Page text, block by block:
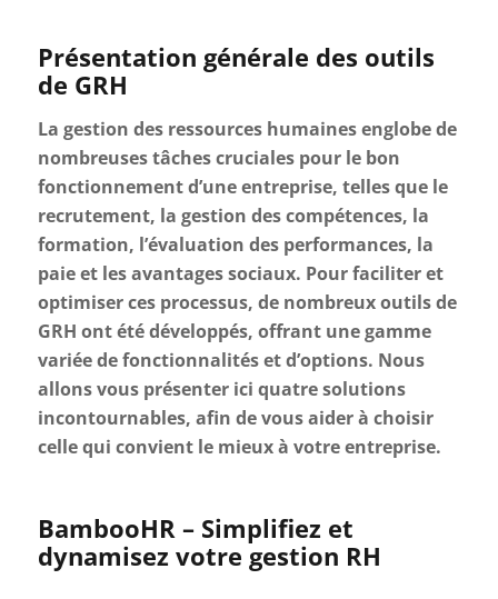
Présentation générale des outils
de GRH
La gestion des ressources humaines englobe de
nombreuses tâches cruciales pour le bon
fonctionnement d’une entreprise, telles que le
recrutement, la gestion des compétences, la
formation, l’évaluation des performances, la
paie et les avantages sociaux. Pour faciliter et
optimiser ces processus, de nombreux outils de
GRH ont été développés, offrant une gamme
variée de fonctionnalités et d’options. Nous
allons vous présenter ici quatre solutions
incontournables, afin de vous aider à choisir
celle qui convient le mieux à votre entreprise.
BambooHR – Simplifiez et
dynamisez votre gestion RH